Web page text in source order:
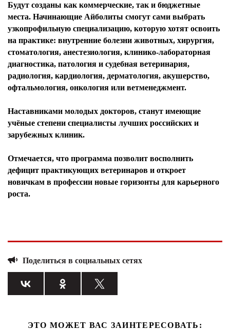
Будут созданы как коммерческие, так и бюджетные
места. Начинающие Айболиты смогут сами выбрать
узкопрофильную специализацию, которую хотят освоить
на практике: внутренние болезни животных, хирургия,
стоматология, анестезиология, клинико-лабораторная
диагностика, патология и судебная ветеринария,
радиология, кардиология, дерматология, акушерство,
офтальмология, онкология или ветменеджмент.
Наставниками молодых докторов, станут имеющие
учёные степени специалисты лучших российских и
зарубежных клиник.
Отмечается, что программа позволит восполнить
дефицит практикующих ветеринаров и откроет
новичкам в профессии новые горизонты для карьерного
роста.
Поделиться в социальных сетях
ЭТО МОЖЕТ ВАС ЗАИНТЕРЕСОВАТЬ: